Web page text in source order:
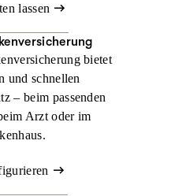
lassen
bietet
und schnellen
– beim passenden
Arzt oder im